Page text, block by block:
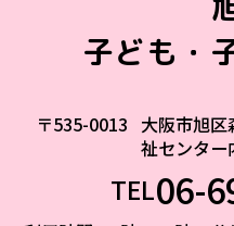
子ども・
〒535-0013 大阪市旭
祉センタ
TEL06-